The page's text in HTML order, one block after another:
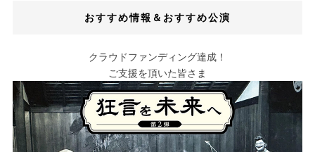
おすすめ情報＆おすすめ公演
クラウドファンディング達成！
ご支援を頂いた皆さま